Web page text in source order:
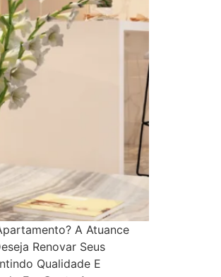
A Atuance
Renovar Seus
Qualidade E